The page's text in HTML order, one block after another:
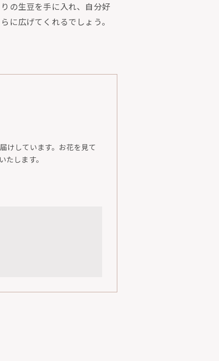
の生豆を手に入れ、自分好
に広げてくれるでしょう。
けしています。お花を見て
します。